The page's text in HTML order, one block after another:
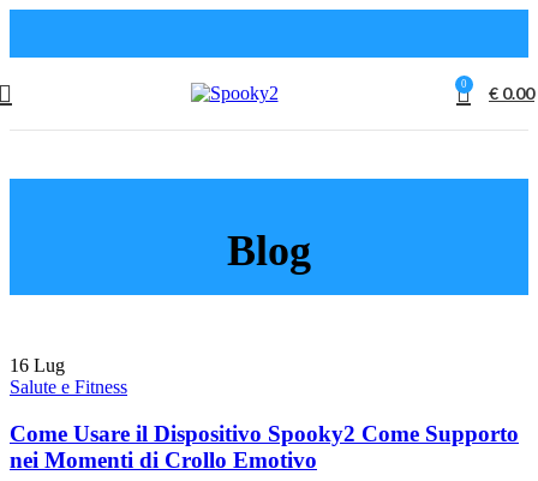
0 € 0.00
Blog
16 Lug
Salute e Fitness
Come Usare il Dispositivo Spooky2 Come Supporto
nei Momenti di Crollo Emotivo
🌞7% di scontosu tutto il sito, solo per un periodo